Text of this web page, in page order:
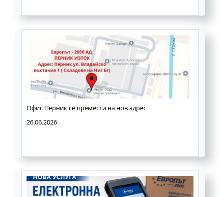
Офис Перник се премести на нов адрес
26.06.2026